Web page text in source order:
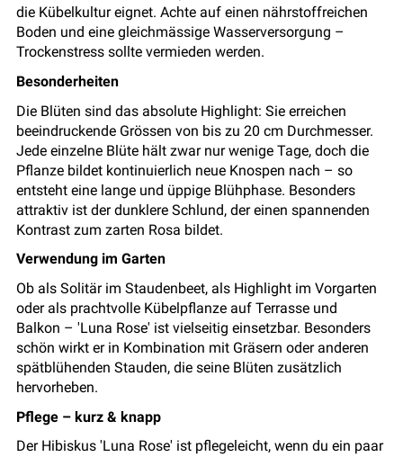
die Kübelkultur eignet. Achte auf einen nährstoffreichen
Boden und eine gleichmässige Wasserversorgung –
Trockenstress sollte vermieden werden.
Besonderheiten
Die Blüten sind das absolute Highlight: Sie erreichen
beeindruckende Grössen von bis zu 20 cm Durchmesser.
Jede einzelne Blüte hält zwar nur wenige Tage, doch die
Pflanze bildet kontinuierlich neue Knospen nach – so
entsteht eine lange und üppige Blühphase. Besonders
attraktiv ist der dunklere Schlund, der einen spannenden
Kontrast zum zarten Rosa bildet.
Verwendung im Garten
Ob als Solitär im Staudenbeet, als Highlight im Vorgarten
oder als prachtvolle Kübelpflanze auf Terrasse und
Balkon – 'Luna Rose' ist vielseitig einsetzbar. Besonders
schön wirkt er in Kombination mit Gräsern oder anderen
spätblühenden Stauden, die seine Blüten zusätzlich
hervorheben.
Pflege – kurz & knapp
Der Hibiskus 'Luna Rose' ist pflegeleicht, wenn du ein paar